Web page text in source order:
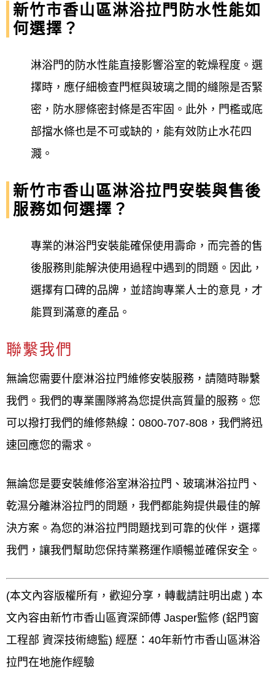
新竹市香山區淋浴拉門防水性能如
何選擇？
淋浴門的防水性能直接影響浴室的乾燥程度。選
擇時，應仔細檢查門框與玻璃之間的縫隙是否緊
密，防水膠條密封條是否牢固。此外，門檻或底
部擋水條也是不可或缺的，能有效防止水花四
濺。
新竹市香山區淋浴拉門安裝與售後
服務如何選擇？
專業的淋浴門安裝能確保使用壽命，而完善的售
後服務則能解決使用過程中遇到的問題。因此，
選擇有口碑的品牌，並諮詢專業人士的意見，才
能買到滿意的產品。
聯繫我們
無論您需要什麼淋浴拉門維修安裝服務，請隨時聯繫
我們。我們的專業團隊將為您提供高質量的服務。您
可以撥打我們的維修熱線：0800-707-808，我們將迅
速回應您的需求。
無論您是要安裝維修浴室淋浴拉門、玻璃淋浴拉門、
乾濕分離淋浴拉門的問題，我們都能夠提供最佳的解
決方案。為您的淋浴拉門問題找到可靠的伙伴，選擇
我們，讓我們幫助您保持業務運作順暢並確保安全。
(本文內容版權所有，歡迎分享，轉載請註明出處 ) 本
文內容由新竹市香山區資深師傅 Jasper監修 (鋁門窗
工程部 資深技術總監) 經歷：40年新竹市香山區淋浴
拉門在地施作經驗